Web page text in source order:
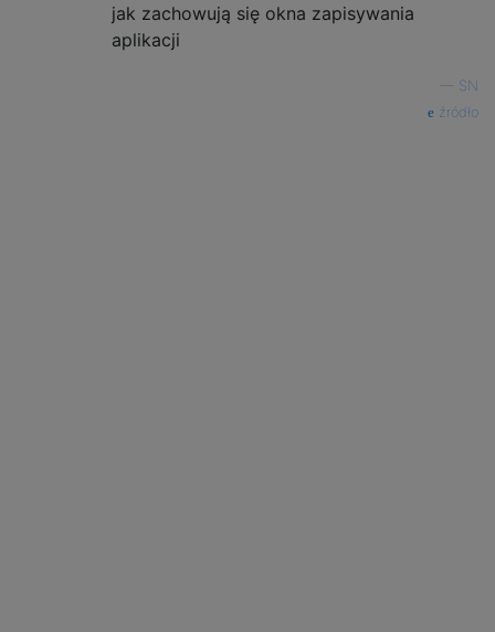
jak zachowują się okna zapisywania
aplikacji
SN
źródło